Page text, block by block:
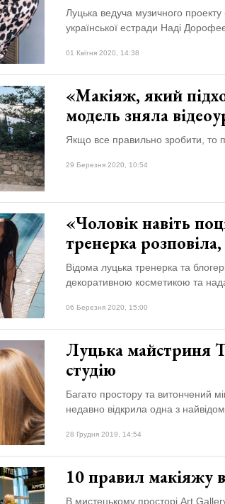
Луцька ведуча музичного проекту
української естради Наді
01 Квітня 2020, 14:38
«Макіяж, який
модель зняла
Якщо все правильно зробити, то
29 Березня 2020, 10:54
«Чоловік навіть
тренерка
Відома луцька тренерка та
декоративною косметикою та
06 Березня 2020, 15:00
Луцька майстриня
студію
Багато простору та витончений
недавно відкрила одна з
28 Грудня 2019, 14:54
10 правил макіяжу
В мистецькому просторі Art